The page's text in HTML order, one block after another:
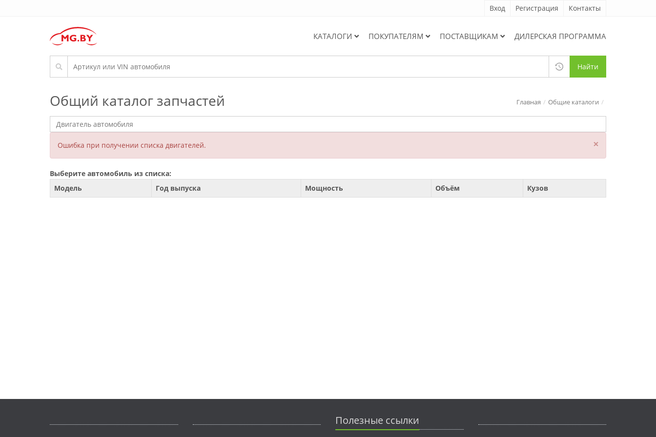
Вход Регистрация Контакты
КАТАЛОГИ ПОКУПАТЕЛЯМ ПОСТАВЩИКАМ ДИЛЕРСКАЯ ПРОГРАММА
Найти
Общий каталог запчастей Главная Общие каталоги
Ошибка при получении списка двигателей. ×
Выберите автомобиль из списка:
Модель
Год выпуска Мощность Объём Кузов
Полезные ссылки